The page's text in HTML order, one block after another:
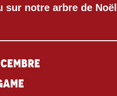
sur notre arbre de Noël